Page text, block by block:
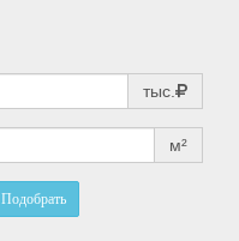
тыс.
м²
Подобрать